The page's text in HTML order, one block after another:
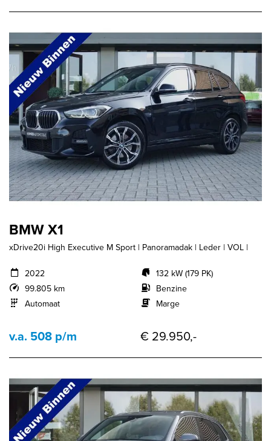
BMW X1
xDrive20i High Executive M Sport | Panoramadak | Leder | VOL |
2022
99.805 km
Automaat
132 kW (179 PK)
Benzine
Marge
v.a. 508 p/m € 29.950,-